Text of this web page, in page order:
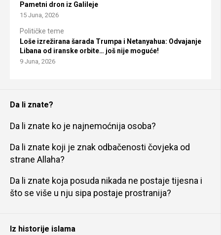
Pametni dron iz Galileje
15 Juna, 2026
Političke teme
Loše izrežirana šarada Trumpa i Netanyahua: Odvajanje
Libana od iranske orbite… još nije moguće!
9 Juna, 2026
Da li znate?
Da li znate ko je najnemoćnija osoba?
Da li znate koji je znak odbačenosti čovjeka od
strane Allaha?
Da li znate koja posuda nikada ne postaje tijesna i
što se više u nju sipa postaje prostranija?
Iz historije islama